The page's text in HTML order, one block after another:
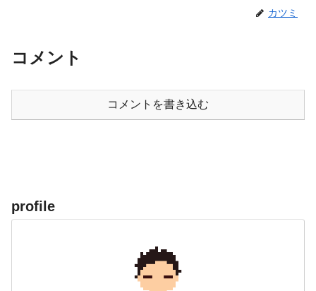
カツミ
コメント
コメントを書き込む
profile